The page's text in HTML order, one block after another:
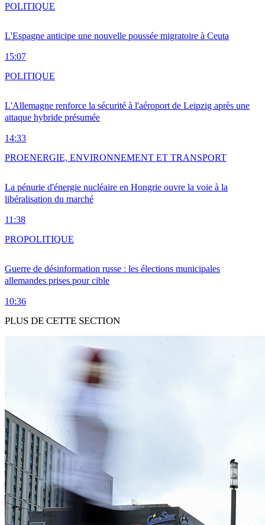
L'Espagne anticipe une nouvelle poussée migratoire à Ceuta
15:07
POLITIQUE
L'Allemagne renforce la sécurité à l'aéroport de Leipzig après une
attaque hybride présumée
14:33
POLITIQUE
La pénurie d'énergie nucléaire en Hongrie ouvre la voie à la
libéralisation du marché
11:38
PROENERGIE, ENVIRONNEMENT ET TRANSPORT
Guerre de désinformation russe : les élections municipales
allemandes prises pour cible
10:36
PROPOLITIQUE
PLUS DE CETTE SECTION